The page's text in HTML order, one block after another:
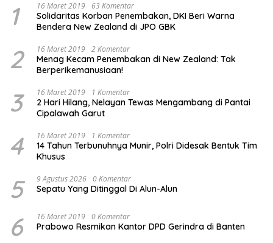
1 16 Maret 2019 63 Komentar
Solidaritas Korban Penembakan, DKI Beri Warna
Bendera New Zealand di JPO GBK
2 16 Maret 2019 2 Komentar
Menag Kecam Penembakan di New Zealand: Tak
Berperikemanusiaan!
3 16 Maret 2019 1 Komentar
2 Hari Hilang, Nelayan Tewas Mengambang di Pantai
Cipalawah Garut
4 16 Maret 2019 1 Komentar
14 Tahun Terbunuhnya Munir, Polri Didesak Bentuk Tim
Khusus
5 9 Agustus 2026 0 Komentar
Sepatu Yang Ditinggal Di Alun-Alun
6 16 Maret 2019 0 Komentar
Prabowo Resmikan Kantor DPD Gerindra di Banten